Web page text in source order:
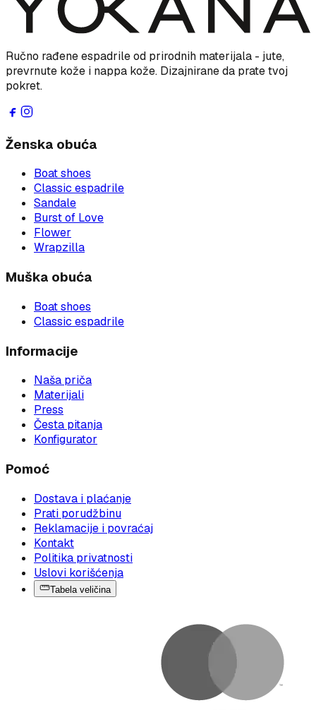
Ručno rađene espadrile od prirodnih materijala - jute,
prevrnute kože i nappa kože. Dizajnirane da prate tvoj
pokret.
Ženska obuća
Boat shoes
Classic espadrile
Sandale
Burst of Love
Flower
Wrapzilla
Muška obuća
Boat shoes
Classic espadrile
Informacije
Naša priča
Materijali
Press
Česta pitanja
Konfigurator
Pomoć
Dostava i plaćanje
Prati porudžbinu
Reklamacije i povraćaj
Kontakt
Politika privatnosti
Uslovi korišćenja
Tabela veličina